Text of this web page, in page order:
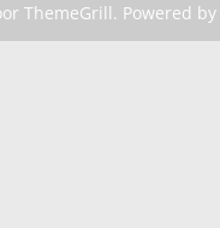
ThemeGrill. Powered by